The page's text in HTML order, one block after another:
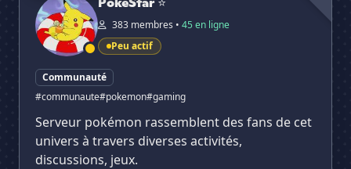
383 membres • 45 en ligne
Peu actif
Communauté
#communaute#pokemon#gaming
Serveur pokémon rassemblent des fans de cet
univers à travers diverses activités,
discussions, jeux.